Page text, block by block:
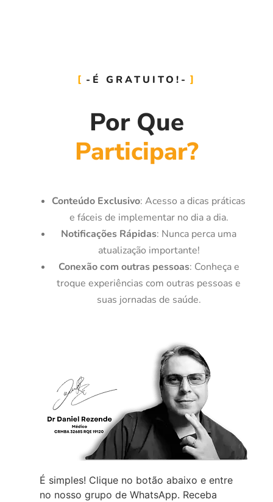
-É GRATUITO!-
Por Que
Participar?
Conteúdo Exclusivo: Acesso a dicas práticas
e fáceis de implementar no dia a dia.
Notificações Rápidas: Nunca perca uma
atualização importante!
Conexão com outras pessoas: Conheça e
troque experiências com outras pessoas e
suas jornadas de saúde.
É simples! Clique no botão abaixo e entre
no nosso grupo de WhatsApp. Receba